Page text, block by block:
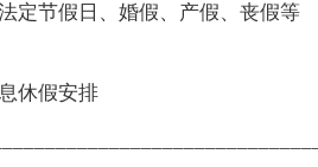
定节假日、婚假、产假、丧假等
休假安排